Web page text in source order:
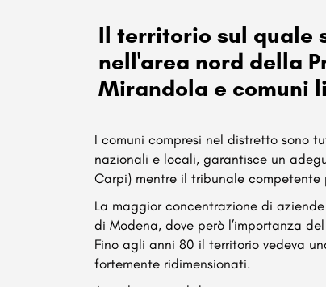
Il territorio sul quale
nell'area nord della
Mirandola e comuni
I comuni compresi nel distretto sono
nazionali e locali, garantisce un
Carpi) mentre il tribunale
La maggior concentrazione di
di Modena, dove però l’importanza
Fino agli anni 80 il territorio vedeva
fortemente ridimensionati.